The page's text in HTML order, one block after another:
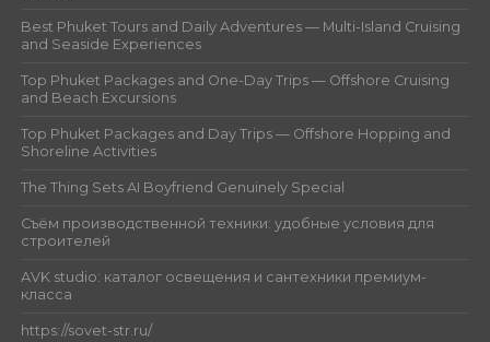
Best Phuket Tours and Daily Adventures — Multi-Island Cruising
and Seaside Experiences
Top Phuket Packages and One-Day Trips — Offshore Cruising
and Beach Excursions
Top Phuket Packages and Day Trips — Offshore Hopping and
Shoreline Activities
The Thing Sets AI Boyfriend Genuinely Special
Съём производственной техники: удобные условия для
строителей
AVK studio: каталог освещения и сантехники премиум-
класса
https://sovet-str.ru/